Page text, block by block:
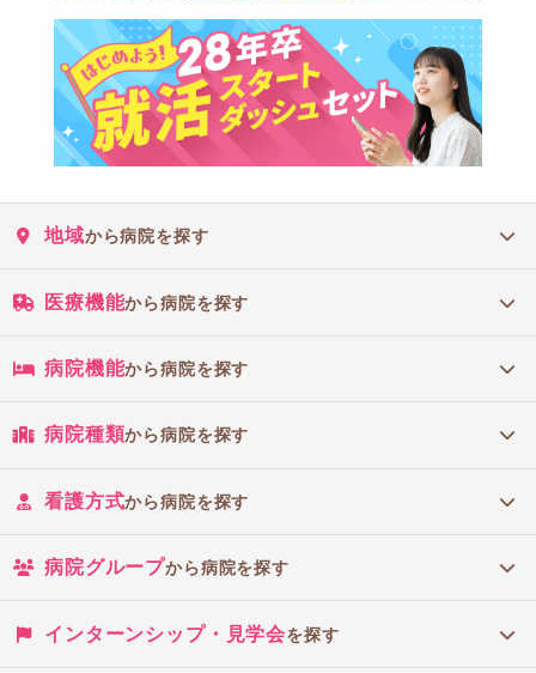
地域から病院を探す
医療機能から病院を探す
病院機能から病院を探す
病院種類から病院を探す
看護方式から病院を探す
病院グループから病院を探す
インターンシップ・見学会を探す